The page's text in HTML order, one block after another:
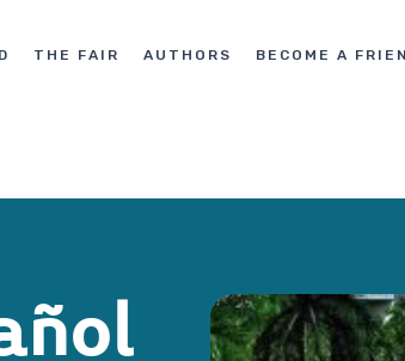
THE FAIR AUTHORS BECOME A